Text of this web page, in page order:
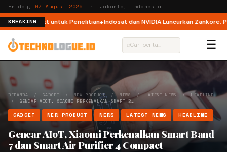
Friday, 07 August 2026 · Jakarta, Indonesia
BREAKING untuk Penelitian Indosat dan NVIDIA Luncurkan Zankore,
⌕ ☰
BERANDA / GADGET / NEW PRODUCT/ NEWS /LATEST NEWS /HEADLINE
/ GENCAR AIOT, XIAOMI PERKENALKAN SMART B…
GADGET NEW PRODUCT NEWS LATEST NEWS HEADLINE
Gencar AIoT, Xiaomi Perkenalkan Smart Band
7 dan Smart Air Purifier 4 Compact